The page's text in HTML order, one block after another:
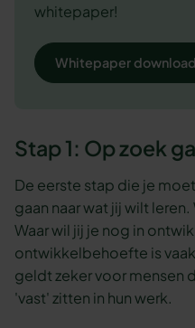
whitepaper!
Whitepaper
Stap 1: Op zoek
De eerste stap die je
gaan naar wat jij wilt
Waar wil jij je nog in
ontwikkelbehoefte is
geldt zeker voor mensen
'vast' zitten in hun werk.